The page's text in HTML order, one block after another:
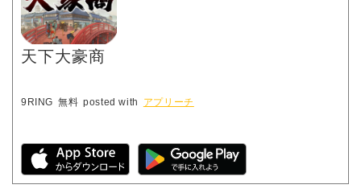
天下大豪商
9RING 無料 posted with アプリーチ